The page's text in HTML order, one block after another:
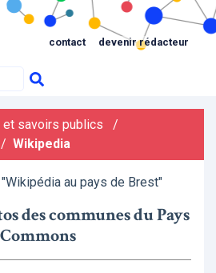
contact devenir rédacteur
et savoirs publics
/
/ Wikipedia
au pays de Brest"
des communes du Pays